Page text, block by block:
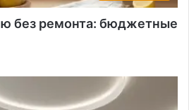
без ремонта: бюджетные